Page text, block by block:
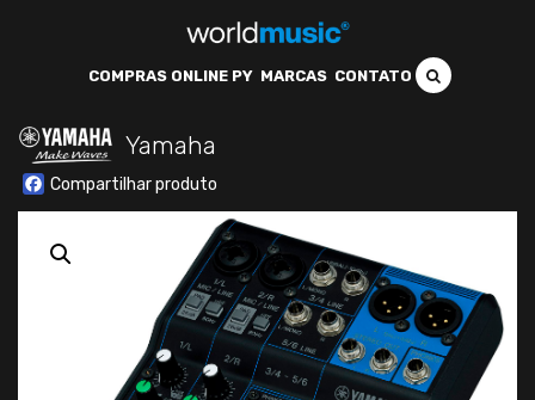
COMPRAS ONLINE PY MARCAS CONTATO
Yamaha
Facebook